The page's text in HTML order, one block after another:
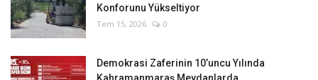
Konforunu Yükseltiyor
Tem 15, 2026 0
Demokrasi Zaferinin 10’uncu Yılında